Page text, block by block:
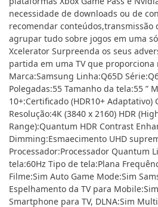
necessidade de downloads ou de
recomendar conteúdos,transmissão
agrupar tudo sobre jogos em uma
Xcelerator Surpreenda os seus
partida em uma TV que proporciona
Marca:Samsung Linha:Q65D
Polegadas:55 Tamanho da tela:55 ”
10+:Certificado (HDR10+ Adaptativo)
Resolução:4K (3840 x 2160) HDR
Range):Quantum HDR Contrast
Dimming:Esmaecimento UHD
Processador:Processador Quantum
tela:60Hz Tipo de tela:Plana
Filme:Sim Auto Game Mode:Sim
Espelhamento da TV para
Smartphone para TV, DLNA:Sim